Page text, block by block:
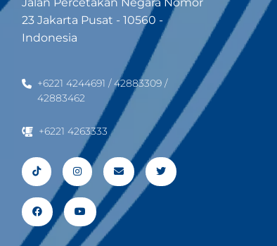
23 Jakarta Pusat - 10560 -
Indonesia
+6221 4244691 / 42883309 /
42883462
+6221 4263333